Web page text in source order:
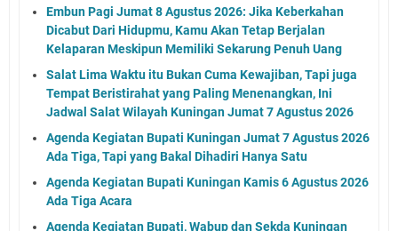
Embun Pagi Jumat 8 Agustus 2026: Jika Keberkahan
Dicabut Dari Hidupmu, Kamu Akan Tetap Berjalan
Kelaparan Meskipun Memiliki Sekarung Penuh Uang
Salat Lima Waktu itu Bukan Cuma Kewajiban, Tapi juga
Tempat Beristirahat yang Paling Menenangkan, Ini
Jadwal Salat Wilayah Kuningan Jumat 7 Agustus 2026
Agenda Kegiatan Bupati Kuningan Jumat 7 Agustus 2026
Ada Tiga, Tapi yang Bakal Dihadiri Hanya Satu
Agenda Kegiatan Bupati Kuningan Kamis 6 Agustus 2026
Ada Tiga Acara
Agenda Kegiatan Bupati, Wabup dan Sekda Kuningan